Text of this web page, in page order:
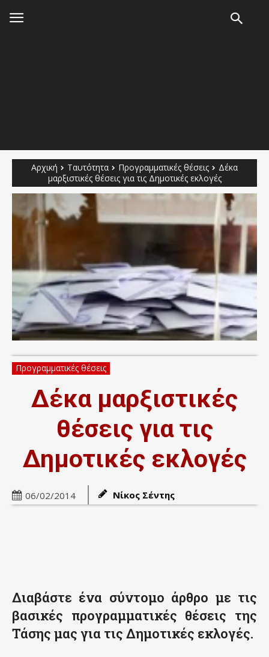
Αρχική Ταυτότητα Προγραμματικές θέσεις
Δέκα
μαρξιστικές θέσεις για τις Δημοτικές εκλογές
Προγραμματικές θέσεις
Δέκα μαρξιστικές
θέσεις για τις
Δημοτικές εκλογές
06/02/2014 Νίκος Σέντης
Διαβάστε ένα σύντομο άρθρο με τις
βασικές προγραμματικές θέσεις της
Τάσης μας για τις Δημοτικές εκλογές.